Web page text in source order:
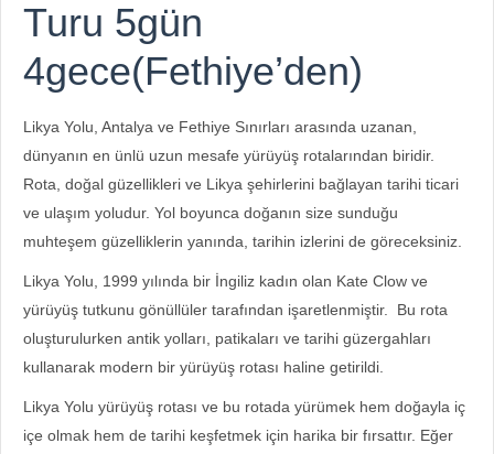
Turu 5gün
4gece(Fethiye’den)
Likya Yolu, Antalya ve Fethiye Sınırları arasında uzanan,
dünyanın en ünlü uzun mesafe yürüyüş rotalarından biridir.
Rota, doğal güzellikleri ve Likya şehirlerini bağlayan tarihi ticari
ve ulaşım yoludur. Yol boyunca doğanın size sunduğu
muhteşem güzelliklerin yanında, tarihin izlerini de göreceksiniz.
Likya Yolu, 1999 yılında bir İngiliz kadın olan Kate Clow ve
yürüyüş tutkunu gönüllüler tarafından işaretlenmiştir. Bu rota
oluşturulurken antik yolları, patikaları ve tarihi güzergahları
kullanarak modern bir yürüyüş rotası haline getirildi.
Likya Yolu yürüyüş rotası ve bu rotada yürümek hem doğayla iç
içe olmak hem de tarihi keşfetmek için harika bir fırsattır. Eğer